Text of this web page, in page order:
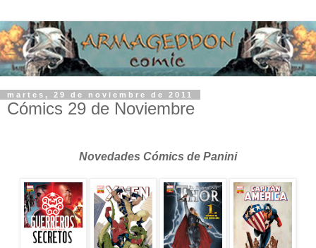
martes, 29 de noviembre de 2011
Cómics 29 de Noviembre
Novedades Cómics de Panini